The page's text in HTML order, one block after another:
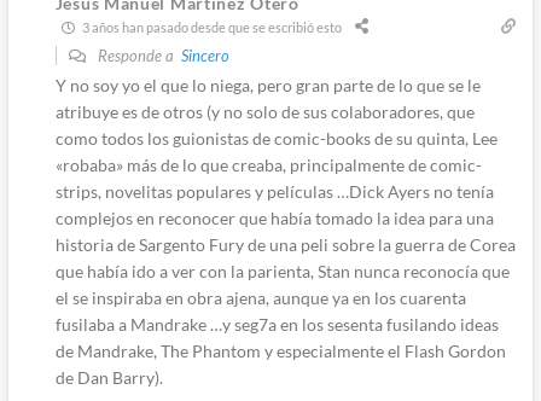
3 años han pasado desde que se escribió esto
Responde a Sincero
Y no soy yo el que lo niega, pero gran parte de lo que se le
atribuye es de otros (y no solo de sus colaboradores, que
como todos los guionistas de comic-books de su quinta, Lee
«robaba» más de lo que creaba, principalmente de comic-
strips, novelitas populares y películas …Dick Ayers no tenía
complejos en reconocer que había tomado la idea para una
historia de Sargento Fury de una peli sobre la guerra de Corea
que había ido a ver con la parienta, Stan nunca reconocía que
el se inspiraba en obra ajena, aunque ya en los cuarenta
fusilaba a Mandrake …y seg7a en los sesenta fusilando ideas
de Mandrake, The Phantom y especialmente el Flash Gordon
de Dan Barry).